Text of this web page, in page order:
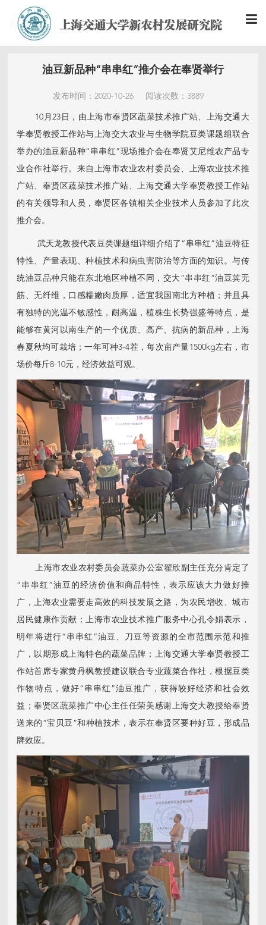
油豆新品种“串串红”推介会在奉贤举行
发布时间：2020-10-26 阅读次数：3889
10月23日，由上海市奉贤区蔬菜技术推广站、上海交通大
学奉贤教授工作站与上海交大农业与生物学院豆类课题组联合
举办的油豆新品种“串串红”现场推介会在奉贤艾尼维农产品专
业合作社举行。来自上海市农业农村委员会、上海农业技术推
广站、奉贤区蔬菜技术推广站、上海交通大学奉贤教授工作站
的有关领导和人员，奉贤区各镇相关企业技术人员参加了此次
推介会。
武天龙教授代表豆类课题组详细介绍了“串串红”油豆特征
特性、产量表现、种植技术和病虫害防治等方面的知识。与传
统油豆品种只能在东北地区种植不同，交大“串串红”油豆荚无
筋、无纤维，口感糯嫩肉质厚，适宜我国南北方种植；并且具
有独特的光温不敏感性，耐高温，植株生长势强盛等特点，是
能够在黄河以南生产的一个优质、高产、抗病的新品种，上海
春夏秋均可栽培；一年可种3-4茬，每次亩产量1500kg左右，市
场价每斤8-10元，经济效益可观。
上海市农业农村委员会蔬菜办公室翟欣副主任充分肯定了
“串串红”油豆的经济价值和商品特性，表示应该大力做好推
广，上海农业需要走高效的科技发展之路，为农民增收、城市
居民健康作贡献；上海市农业技术推广服务中心孔令娟表示，
明年将进行“串串红”油豆、刀豆等资源的全市范围示范和推
广，以期形成上海特色的蔬菜品牌；上海交通大学奉贤教授工
作站首席专家黄丹枫教授建议联合专业蔬菜合作社，根据豆类
作物特点，做好“串串红”油豆推广，获得较好经济和社会效
益；奉贤区蔬菜推广中心主任任荣美感谢上海交大教授给奉贤
送来的“宝贝豆”和种植技术，表示在奉贤区要种好豆，形成品
牌效应。